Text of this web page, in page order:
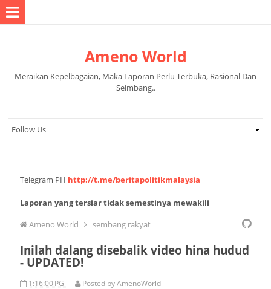
Ameno World
Meraikan Kepelbagaian, Maka Laporan Perlu Terbuka, Rasional Dan
Seimbang..
Telegram PH http://t.me/beritapolitikmalaysia
Laporan yang tersiar tidak semestinya mewakili
Ameno World
sembang rakyat
Inilah dalang disebalik video hina hudud
- UPDATED!
1:16:00 PG Posted byAmenoWorld